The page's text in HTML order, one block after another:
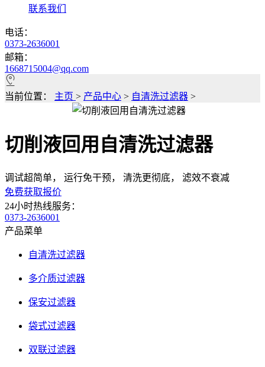
联系我们
电话：
0373-2636001
邮箱：
1668715004@qq.com
当前位置： 主页 > 产品中心 > 自清洗过滤器 >
切削液回用自清洗过滤器
调试超简单， 运行免干预， 清洗更彻底， 滤效不衰减
免费获取报价
24小时热线服务：
0373-2636001
产品菜单
自清洗过滤器
多介质过滤器
保安过滤器
袋式过滤器
双联过滤器